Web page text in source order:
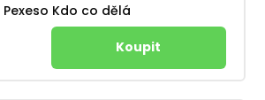
Pexeso Kdo co dělá